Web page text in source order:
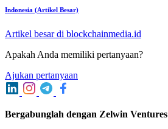
Indonesia (Artikel Besar)
Artikel besar di blockchainmedia.id
Apakah Anda memiliki pertanyaan?
Ajukan pertanyaan
Bergabunglah dengan Zelwin Ventures